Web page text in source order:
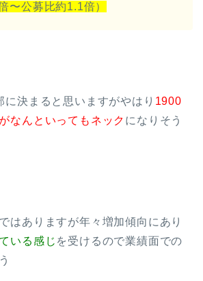
〜公募比約1.1倍）
に決まると思いますがやはり 1900
なんといってもネック になりそう
はありますが年々増加傾向にあり
いる感じ を受けるので業績面での